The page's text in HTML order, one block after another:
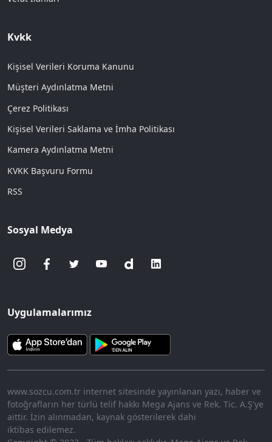
Kvkk
Kişisel Verileri Koruma Kanunu
Müşteri Aydınlatma Metni
Çerez Politikası
Kişisel Verileri Saklama ve İmha Politikası
Kamera Aydınlatma Metni
KVKK Başvuru Formu
RSS
Sosyal Medya
Uygulamalarımız
www.sozcu.com.tr internet sitesinde yayınlanan yazı, haber ve
fotoğrafların her türlü telif hakkı Mega Ajans ve Rek. Tic. A.Ş'ye
aittir. İzin alınmadan, kaynak gösterilerek dahi
iktibas edilemez.